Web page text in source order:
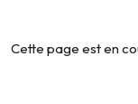
Cette page est en